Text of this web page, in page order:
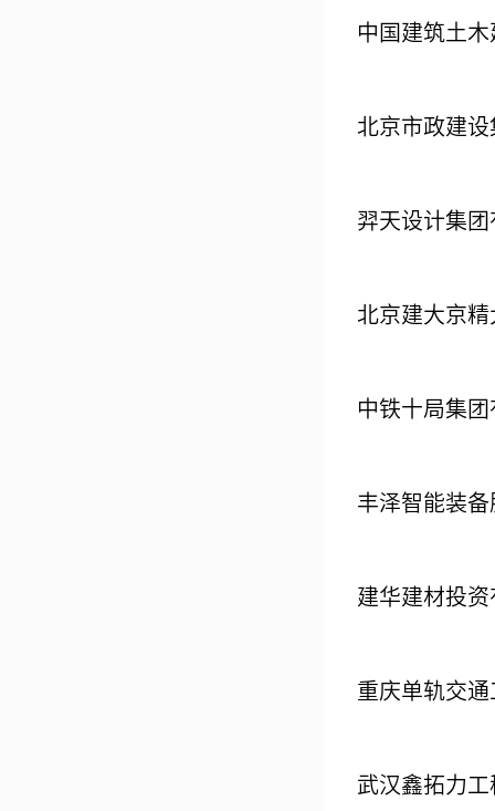
中国建筑土
北京市政建
羿天设计集
北京建大京
中铁十局集
丰泽智能装
建华建材投
重庆单轨交
武汉鑫拓力